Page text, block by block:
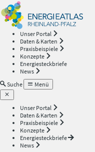
Unser Portal
Daten & Karten
Praxisbeispiele
Konzepte
Energiesteckbriefe
News
Suche
Menü
Unser Portal
Daten & Karten
Praxisbeispiele
Konzepte
Energiesteckbriefe
News